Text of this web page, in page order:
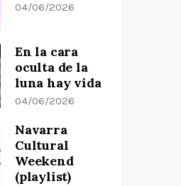
04/06/2026
En la cara
oculta de la
luna hay vida
04/06/2026
Navarra
Cultural
Weekend
(playlist)